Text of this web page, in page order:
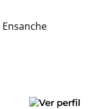
Ensanche